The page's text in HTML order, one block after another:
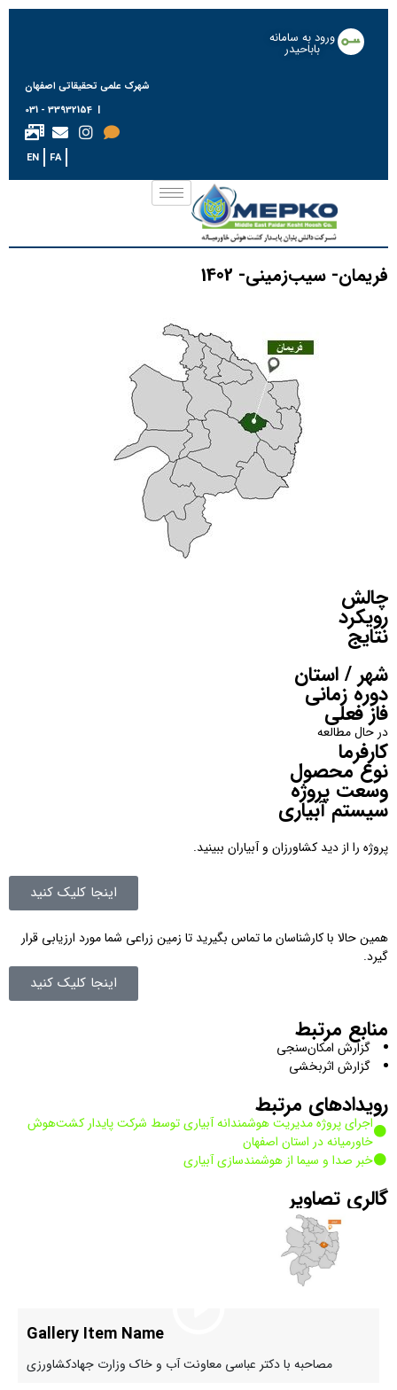
ورود به سامانه
باباحیدر
شهرک علمی تحقیقاتی اصفهان
| 33932154 - 031
FA
EN
فریمان- سیب‌زمینی- 1402
چالش
رویکرد
نتایج
شهر / استان
دوره زمانی
فاز فعلی
در حال مطالعه
کارفرما
نوع محصول
وسعت پروژه
سیستم آبیاری
پروژه را از دید کشاورزان و آبیاران ببینید.
اینجا کلیک کنید
همین حالا با کارشناسان ما تماس بگیرید تا زمین زراعی شما مورد ارزیابی قرار
گیرد.
اینجا کلیک کنید
منابع مرتبط
گزارش امکان‌سنجی
گزارش اثربخشی
رویدادهای مرتبط
اجرای پروژه مدیریت هوشمندانه آبیاری توسط شرکت پایدار کشت‌هوش
خاورمیانه در استان اصفهان
خبر صدا و سیما از هوشمندسازی آبیاری
گالری تصاویر
Gallery Item Name
مصاحبه با دکتر عباسی معاونت آب و خاک وزارت جهادکشاورزی